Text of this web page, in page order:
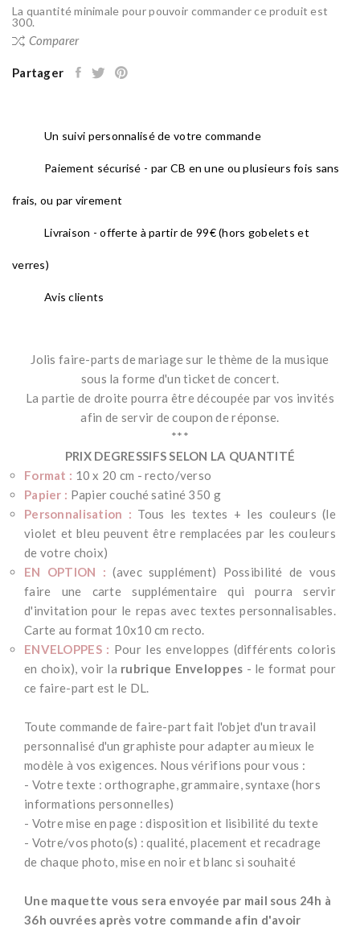
La quantité minimale pour pouvoir commander ce produit est
300.
Comparer
Partager
Un suivi personnalisé de votre commande
Paiement sécurisé - par CB en une ou plusieurs fois sans
frais, ou par virement
Livraison - offerte à partir de 99€ (hors gobelets et
verres)
Avis clients
Jolis faire-parts de mariage sur le thème de la musique
sous la forme d'un ticket de concert.
La partie de droite pourra être découpée par vos invités
afin de servir de coupon de réponse.
***
PRIX DEGRESSIFS SELON LA QUANTITÉ
Format : 10 x 20 cm - recto/verso
Papier : Papier couché satiné 350 g
Personnalisation : Tous les textes + les couleurs (le
violet et bleu peuvent être remplacées par les couleurs
de votre choix)
EN OPTION : (avec supplément) Possibilité de vous
faire une carte supplémentaire qui pourra servir
d'invitation pour le repas avec textes personnalisables.
Carte au format 10x10 cm recto.
ENVELOPPES : Pour les enveloppes (différents coloris
en choix), voir la rubrique Enveloppes - le format pour
ce faire-part est le DL.
Toute commande de faire-part fait l'objet d'un travail
personnalisé d'un graphiste pour adapter au mieux le
modèle à vos exigences. Nous vérifions pour vous :
- Votre texte : orthographe, grammaire, syntaxe (hors
informations personnelles)
- Votre mise en page : disposition et lisibilité du texte
- Votre/vos photo(s) : qualité, placement et recadrage
de chaque photo, mise en noir et blanc si souhaité
Une maquette vous sera envoyée par mail sous 24h à
36h ouvrées après votre commande afin d'avoir